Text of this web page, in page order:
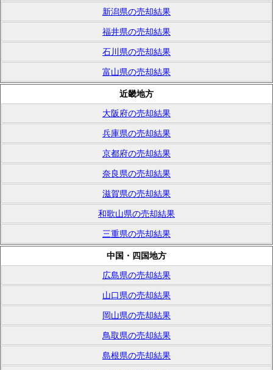
新潟県の売却結果
福井県の売却結果
石川県の売却結果
富山県の売却結果
近畿地方
大阪府の売却結果
兵庫県の売却結果
京都府の売却結果
奈良県の売却結果
滋賀県の売却結果
和歌山県の売却結果
三重県の売却結果
中国・四国地方
広島県の売却結果
山口県の売却結果
岡山県の売却結果
鳥取県の売却結果
島根県の売却結果